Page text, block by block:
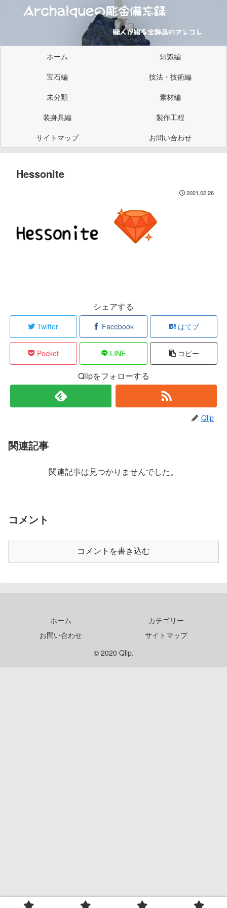
ホーム
知識編
宝石編
技法・技術編
未分類
素材編
装身具編
製作工程
サイトマップ
お問い合わせ
Hessonite
2021.02.26
シェアする
Twitter Facebook はてブ
Pocket LINE コピー
Qlipをフォローする
Qlip
関連記事
関連記事は見つかりませんでした。
コメント
コメントを書き込む
ホーム
カテゴリー
お問い合わせ
サイトマップ
© 2020 Qlip.